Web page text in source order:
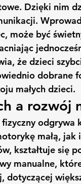
Dzięki nim
może być
że dzieci
dobrane
małych dzieci.
a rozwój
fizyczny odgrywa
małą, jak
kształtuje się
manualne,
dotyczącej